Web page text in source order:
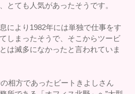
とても人気があったそうです。
により1982年には単独で仕事をす
しまったそうで、そこからツービ
は滅多になかったと言われていま
相方であったビートきよしさん